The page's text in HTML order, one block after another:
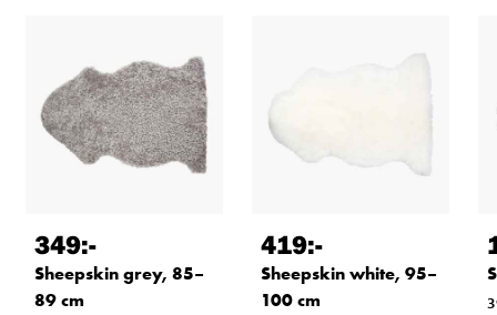
349:-
Sheepskin grey, 85–
89 cm
419:-
Sheepskin white, 95–
100 cm